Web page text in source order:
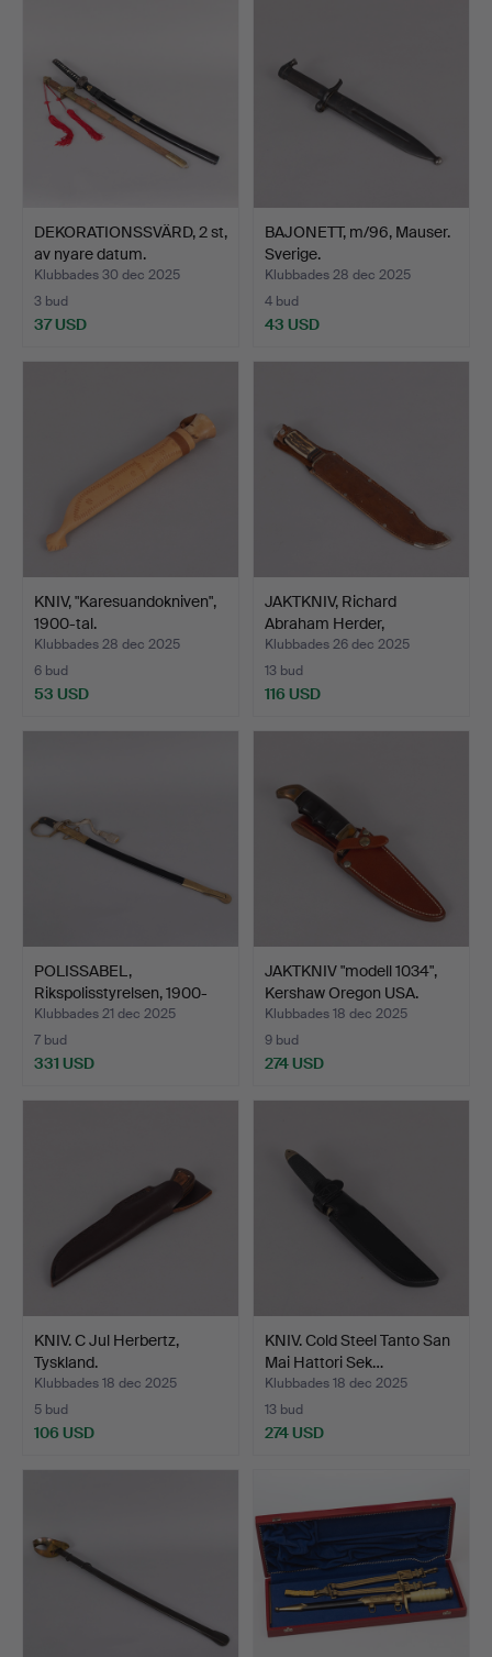
DEKORATIONSSVÄRD, 2 st,
av nyare datum.
Klubbades 30 dec 2025
3 bud
37 USD
BAJONETT, m/96, Mauser.
Sverige.
Klubbades 28 dec 2025
4 bud
43 USD
KNIV, "Karesuandokniven",
1900-tal.
Klubbades 28 dec 2025
6 bud
53 USD
JAKTKNIV, Richard
Abraham Herder,
Solingen…
Klubbades 26 dec 2025
13 bud
116 USD
POLISSABEL,
Rikspolisstyrelsen, 1900-
tal.
Klubbades 21 dec 2025
7 bud
331 USD
JAKTKNIV "modell 1034",
Kershaw Oregon USA.
Klubbades 18 dec 2025
9 bud
274 USD
KNIV. C Jul Herbertz,
Tyskland.
Klubbades 18 dec 2025
5 bud
106 USD
KNIV. Cold Steel Tanto San
Mai Hattori Sek…
Klubbades 18 dec 2025
13 bud
274 USD